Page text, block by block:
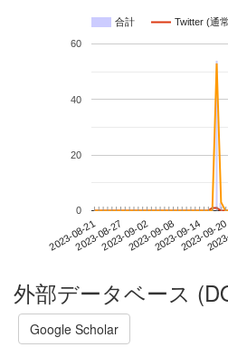
合計 Twitter (通
2023-08-212023-08-272023-09-022023-09-082023-09-142023-09-20
0
20
40
60
外部データベース
Google Scholar